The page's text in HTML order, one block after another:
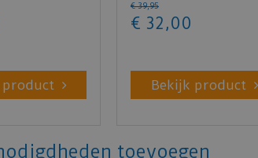
product
€ 39,95
€ 32 ,00
Bekijk product
toevoegen